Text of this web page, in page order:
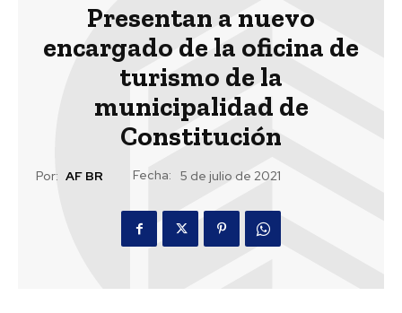
Presentan a nuevo
encargado de la oficina de
turismo de la
municipalidad de
Constitución
Por: AF BR Fecha: 5 de julio de 2021